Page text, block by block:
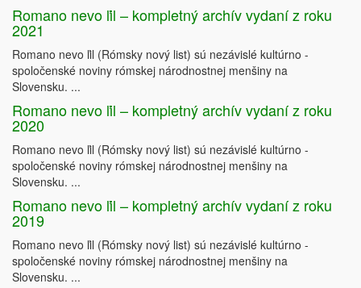
Inge Jalčová          Marketing v neziskových organizáciách
Vlado Labáth         Vedenie ľudí a riadenie organizácií
Jana Pružinská        Tvorba a rozvoj tímu
Kent Sinclair         Neziskové právo vo svete a u nás
Mária Zelenáková     Strategické plánovanie organizácií
Vydalo Centrum prevencie a riešenia konfliktov, Partners for Democratic Change - Slovakia
s finančnou podporou Nadácie pre občiansku spoločnosť z programu  Democracy Network.
Romano nevo ľil – kompletný archív vydaní z roku
2021
Romano nevo ľil (Rómsky nový list) sú nezávislé kultúrno -
spoločenské noviny rómskej národnostnej menšiny na
Slovensku. ...
Romano nevo ľil – kompletný archív vydaní z roku
2020
Romano nevo ľil (Rómsky nový list) sú nezávislé kultúrno -
spoločenské noviny rómskej národnostnej menšiny na
Slovensku. ...
Romano nevo ľil – kompletný archív vydaní z roku
2019
Romano nevo ľil (Rómsky nový list) sú nezávislé kultúrno -
spoločenské noviny rómskej národnostnej menšiny na
Slovensku. ...